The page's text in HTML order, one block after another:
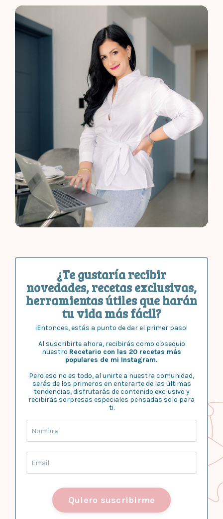
¿Te gustaría recibir
novedades, recetas exclusivas,
herramientas útiles que harán
tu vida más fácil?
¡Entonces, estás a punto de dar el primer paso!
Al suscribirte ahora, recibirás como obsequio
nuestro Recetario con las 20 recetas más
populares de mi Instagram.
Pero eso no es todo, al unirte a nuestra comunidad,
serás de los primeros en enterarte de las últimas
tendencias, disfrutarás de contenido exclusivo y
recibirás sorpresas especiales pensadas solo para
ti.
Quiero suscribirme